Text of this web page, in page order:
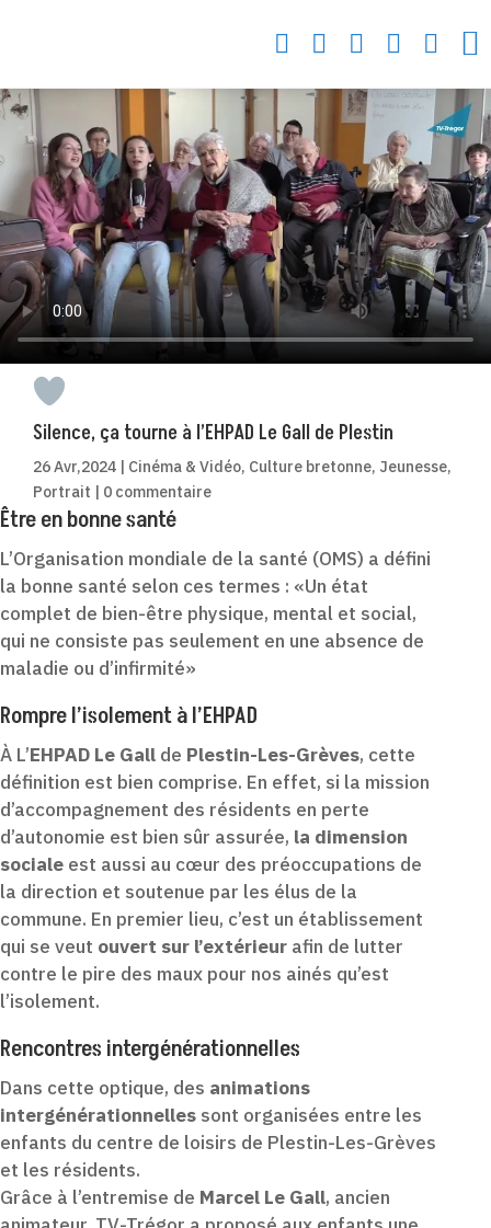
     
Silence, ça tourne à l’EHPAD Le Gall de Plestin
26 Avr,2024 | Cinéma & Vidéo, Culture bretonne, Jeunesse,
Portrait | 0 commentaire
Être en bonne santé
L’Organisation mondiale de la santé (OMS) a défini
la bonne santé selon ces termes : «Un état
complet de bien-être physique, mental et social,
qui ne consiste pas seulement en une absence de
maladie ou d’infirmité»
Rompre l’isolement à l’EHPAD
À L’EHPAD Le Gall de Plestin-Les-Grèves, cette
définition est bien comprise. En effet, si la mission
d’accompagnement des résidents en perte
d’autonomie est bien sûr assurée, la dimension
sociale est aussi au cœur des préoccupations de
la direction et soutenue par les élus de la
commune. En premier lieu, c’est un établissement
qui se veut ouvert sur l’extérieur afin de lutter
contre le pire des maux pour nos ainés qu’est
l’isolement.
Rencontres intergénérationnelles
Dans cette optique, des animations
intergénérationnelles sont organisées entre les
enfants du centre de loisirs de Plestin-Les-Grèves
et les résidents.
Grâce à l’entremise de Marcel Le Gall, ancien